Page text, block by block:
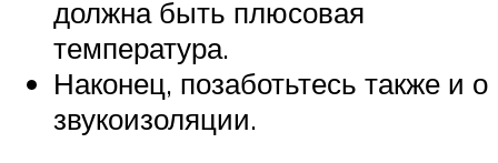
должна быть плюсовая
температура.
Наконец, позаботьтесь также и о
звукоизоляции.